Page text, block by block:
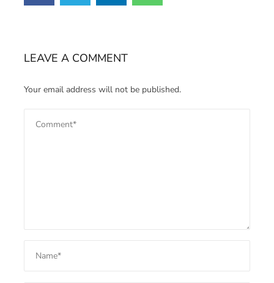
LEAVE A COMMENT
Your email address will not be published.